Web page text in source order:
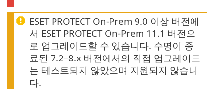
ESET PROTECT On-Prem 9.0 이상 버전에
서 ESET PROTECT On-Prem 11.1 버전으
로 업그레이드할 수 있습니다. 수명이 종
료된 7.2–8.x 버전에서의 직접 업그레이드
는 테스트되지 않았으며 지원되지 않습니
다.